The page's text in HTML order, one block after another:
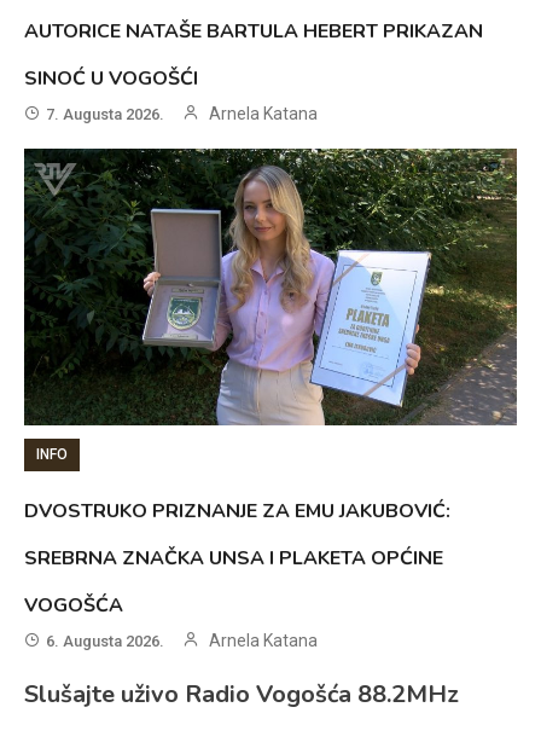
AUTORICE NATAŠE BARTULA HEBERT PRIKAZAN
SINOĆ U VOGOŠĆI
7. Augusta 2026. Arnela Katana
INFO
DVOSTRUKO PRIZNANJE ZA EMU JAKUBOVIĆ:
SREBRNA ZNAČKA UNSA I PLAKETA OPĆINE
VOGOŠĆA
6. Augusta 2026. Arnela Katana
Slušajte uživo Radio Vogošća 88.2MHz